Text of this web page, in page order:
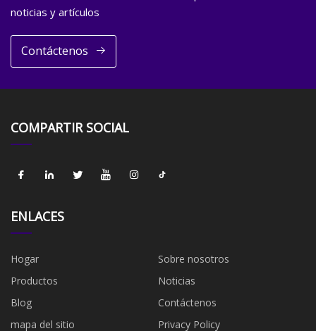
noticias y artículos
Contáctenos
COMPARTIR SOCIAL
ENLACES
Hogar
Sobre nosotros
Productos
Noticias
Blog
Contáctenos
mapa del sitio
Privacy Policy